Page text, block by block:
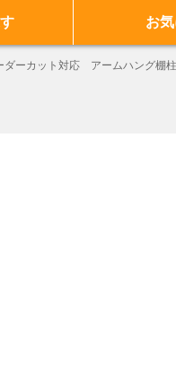
お
ダーカット対応 アームハング棚